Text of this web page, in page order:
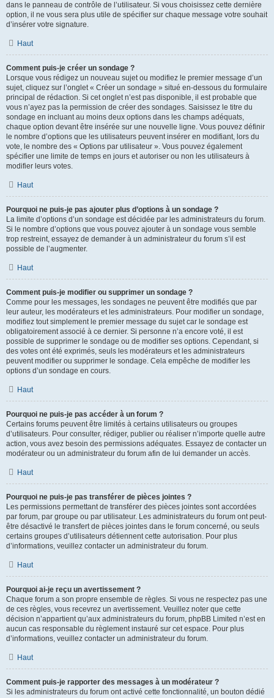
dans le panneau de contrôle de l’utilisateur. Si vous choisissez cette dernière
option, il ne vous sera plus utile de spécifier sur chaque message votre souhait
d’insérer votre signature.
Haut
Comment puis-je créer un sondage ?
Lorsque vous rédigez un nouveau sujet ou modifiez le premier message d’un
sujet, cliquez sur l’onglet « Créer un sondage » situé en-dessous du formulaire
principal de rédaction. Si cet onglet n’est pas disponible, il est probable que
vous n’ayez pas la permission de créer des sondages. Saisissez le titre du
sondage en incluant au moins deux options dans les champs adéquats,
chaque option devant être insérée sur une nouvelle ligne. Vous pouvez définir
le nombre d’options que les utilisateurs peuvent insérer en modifiant, lors du
vote, le nombre des « Options par utilisateur ». Vous pouvez également
spécifier une limite de temps en jours et autoriser ou non les utilisateurs à
modifier leurs votes.
Haut
Pourquoi ne puis-je pas ajouter plus d’options à un sondage ?
La limite d’options d’un sondage est décidée par les administrateurs du forum.
Si le nombre d’options que vous pouvez ajouter à un sondage vous semble
trop restreint, essayez de demander à un administrateur du forum s’il est
possible de l’augmenter.
Haut
Comment puis-je modifier ou supprimer un sondage ?
Comme pour les messages, les sondages ne peuvent être modifiés que par
leur auteur, les modérateurs et les administrateurs. Pour modifier un sondage,
modifiez tout simplement le premier message du sujet car le sondage est
obligatoirement associé à ce dernier. Si personne n’a encore voté, il est
possible de supprimer le sondage ou de modifier ses options. Cependant, si
des votes ont été exprimés, seuls les modérateurs et les administrateurs
peuvent modifier ou supprimer le sondage. Cela empêche de modifier les
options d’un sondage en cours.
Haut
Pourquoi ne puis-je pas accéder à un forum ?
Certains forums peuvent être limités à certains utilisateurs ou groupes
d’utilisateurs. Pour consulter, rédiger, publier ou réaliser n’importe quelle autre
action, vous avez besoin des permissions adéquates. Essayez de contacter un
modérateur ou un administrateur du forum afin de lui demander un accès.
Haut
Pourquoi ne puis-je pas transférer de pièces jointes ?
Les permissions permettant de transférer des pièces jointes sont accordées
par forum, par groupe ou par utilisateur. Les administrateurs du forum ont peut-
être désactivé le transfert de pièces jointes dans le forum concerné, ou seuls
certains groupes d’utilisateurs détiennent cette autorisation. Pour plus
d’informations, veuillez contacter un administrateur du forum.
Haut
Pourquoi ai-je reçu un avertissement ?
Chaque forum a son propre ensemble de règles. Si vous ne respectez pas une
de ces règles, vous recevrez un avertissement. Veuillez noter que cette
décision n’appartient qu’aux administrateurs du forum, phpBB Limited n’est en
aucun cas responsable du règlement instauré sur cet espace. Pour plus
d’informations, veuillez contacter un administrateur du forum.
Haut
Comment puis-je rapporter des messages à un modérateur ?
Si les administrateurs du forum ont activé cette fonctionnalité, un bouton dédié